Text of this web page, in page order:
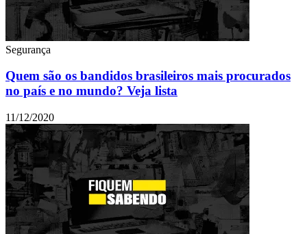
Segurança
Quem são os bandidos brasileiros mais procurados
no país e no mundo? Veja lista
11/12/2020